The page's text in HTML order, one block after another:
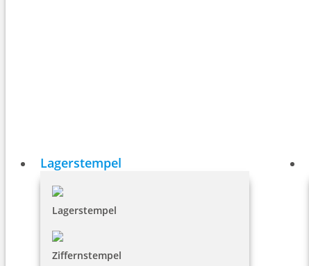
Lagerstempel
Lagerstempel
Ziffernstempel